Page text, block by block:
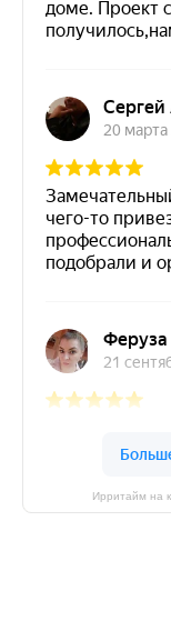
Ирритайм на